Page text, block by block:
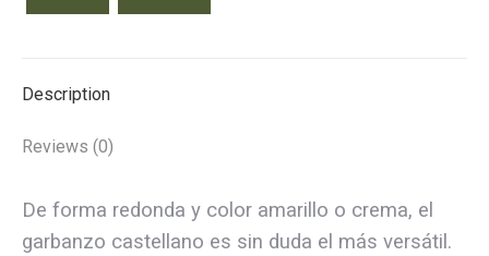
Description
Reviews (0)
De forma redonda y color amarillo o crema, el
garbanzo castellano es sin duda el más versátil.